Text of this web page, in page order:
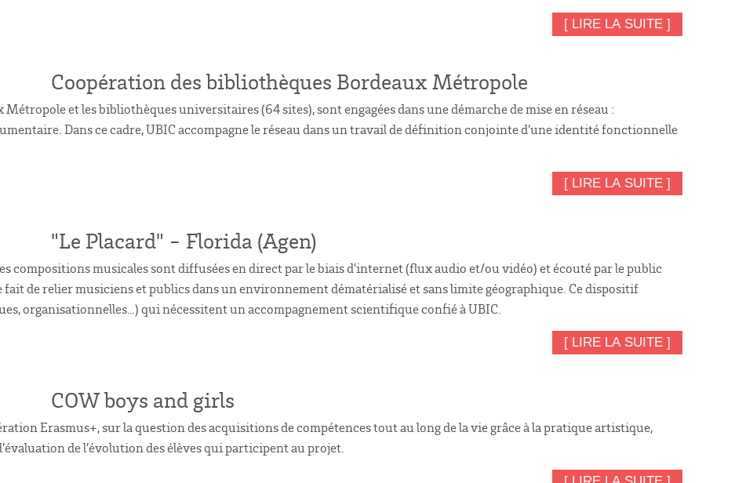
[ LIRE LA SUITE ]
Coopération des bibliothèques Bordeaux Métropole
et les bibliothèques universitaires (64 sites), sont engagées dans une démarche de mise en réseau :
Dans ce cadre, UBIC accompagne le réseau dans un travail de définition conjointe d’une identité fonctionnelle
[ LIRE LA SUITE ]
"Le Placard" - Florida (Agen)
compositions musicales sont diffusées en direct par le biais d'internet (flux audio et/ou vidéo) et écouté par le public
fait de relier musiciens et publics dans un environnement dématérialisé et sans limite géographique. Ce dispositif
organisationnelles…) qui nécessitent un accompagnement scientifique confié à UBIC.
[ LIRE LA SUITE ]
COW boys and girls
Erasmus+, sur la question des acquisitions de compétences tout au long de la vie grâce à la pratique artistique,
de l’évolution des élèves qui participent au projet.